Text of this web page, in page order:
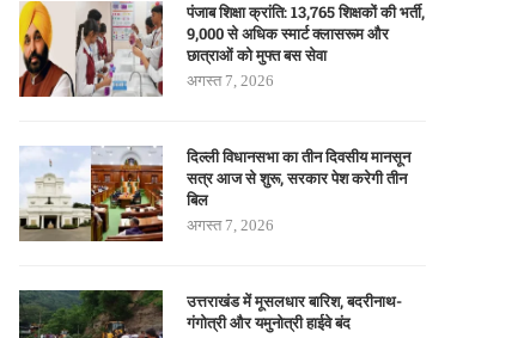
पंजाब शिक्षा क्रांति: 13,765 शिक्षकों की भर्ती,
9,000 से अधिक स्मार्ट क्लासरूम और
छात्राओं को मुफ्त बस सेवा
अगस्त 7, 2026
दिल्ली विधानसभा का तीन दिवसीय मानसून
सत्र आज से शुरू, सरकार पेश करेगी तीन
बिल
अगस्त 7, 2026
उत्तराखंड में मूसलधार बारिश, बदरीनाथ-
गंगोत्री और यमुनोत्री हाईवे बंद